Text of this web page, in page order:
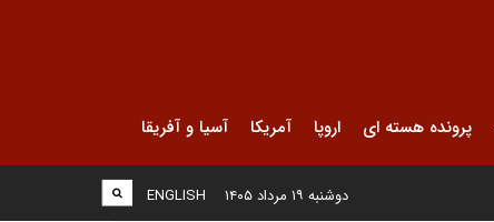
پرونده هسته ای اروپا آمریکا آسیا و آفریقا
ENGLISH دوشنبه ۱۹ مرداد ۱۴۰۵